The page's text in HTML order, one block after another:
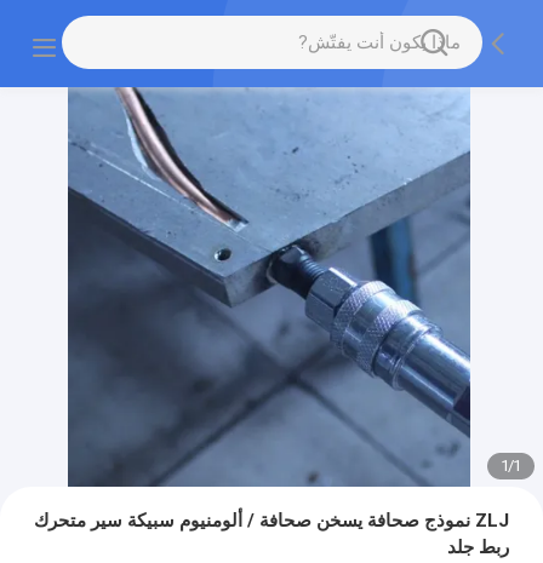
1
/
1
ZLJ نموذج صحافة يسخن صحافة / ألومنيوم سبيكة سير متحرك
ربط جلد